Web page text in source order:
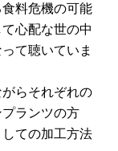
料危機の可能
心配な世の中
て聴いていま
らそれぞれの
ランツの方
ての加工方法